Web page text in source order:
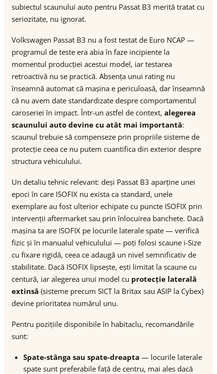
subiectul scaunului auto pentru Passat B3 merită tratat cu
seriozitate, nu ignorat.
Volkswagen Passat B3 nu a fost testat de Euro NCAP —
programul de teste era abia în faze incipiente la
momentul producției acestui model, iar testarea
retroactivă nu se practică. Absența unui rating nu
înseamnă automat că mașina e periculoasă, dar înseamnă
că nu avem date standardizate despre comportamentul
caroseriei în impact. Într-un astfel de context, alegerea
scaunului auto devine cu atât mai importantă:
scaunul trebuie să compenseze prin propriile sisteme de
protecție ceea ce nu putem cuantifica din exterior despre
structura vehiculului.
Un detaliu tehnic relevant: deși Passat B3 aparține unei
epoci în care ISOFIX nu exista ca standard, unele
exemplare au fost ulterior echipate cu puncte ISOFIX prin
intervenții aftermarket sau prin înlocuirea banchete. Dacă
mașina ta are ISOFIX pe locurile laterale spate — verifică
fizic și în manualul vehiculului — poți folosi scaune i-Size
cu fixare rigidă, ceea ce adaugă un nivel semnificativ de
stabilitate. Dacă ISOFIX lipsește, ești limitat la scaune cu
centură, iar alegerea unui model cu protecție laterală
extinsă (sisteme precum SICT la Britax sau ASIP la Cybex)
devine prioritatea numărul unu.
Pentru pozițiile disponibile în habitaclu, recomandările
sunt:
Spate-stânga sau spate-dreapta — locurile laterale
spate sunt preferabile față de centru, mai ales dacă